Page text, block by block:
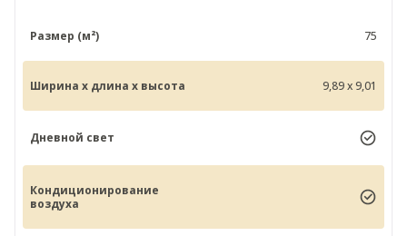
Размер (м²) 75
Ширина x длина x высота 9,89 x 9,01
Дневной свет
Кондиционирование
воздуха